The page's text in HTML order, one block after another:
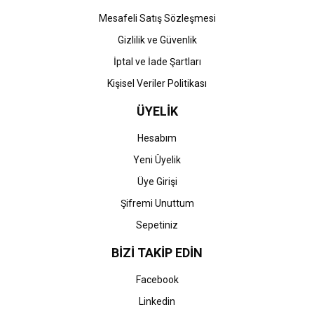
Mesafeli Satış Sözleşmesi
Gizlilik ve Güvenlik
İptal ve İade Şartları
Kişisel Veriler Politikası
ÜYELİK
Hesabım
Yeni Üyelik
Üye Girişi
Şifremi Unuttum
Sepetiniz
BİZİ TAKİP EDİN
Facebook
Linkedin